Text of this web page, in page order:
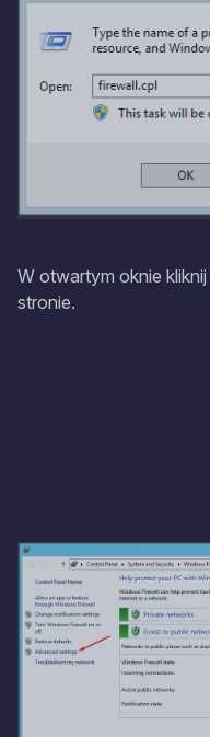
W otwartym oknie kliknij
stronie.